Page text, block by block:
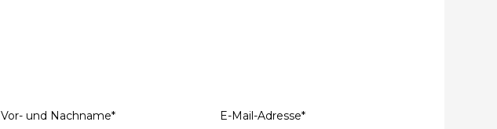
Vor- und Nachname* E-Mail-Adresse*